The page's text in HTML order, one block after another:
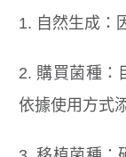
1. 自然生成：
2. 購買菌種：
依據使用方式